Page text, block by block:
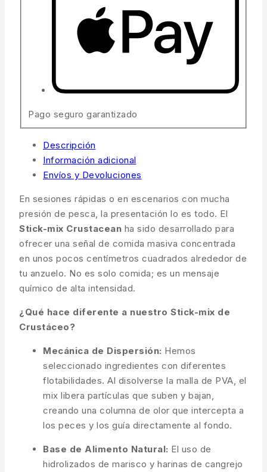
Pago seguro garantizado
Descripción
Información adicional
Envíos y Devoluciones
En sesiones rápidas o en escenarios con mucha
presión de pesca, la presentación lo es todo. El
Stick-mix Crustacean ha sido desarrollado para
ofrecer una señal de comida masiva concentrada
en unos pocos centímetros cuadrados alrededor de
tu anzuelo. No es solo comida; es un mensaje
químico de alta intensidad.
¿Qué hace diferente a nuestro Stick-mix de
Crustáceo?
Mecánica de Dispersión: Hemos
seleccionado ingredientes con diferentes
flotabilidades. Al disolverse la malla de PVA, el
mix libera partículas que suben y bajan,
creando una columna de olor que intercepta a
los peces y los guía directamente al fondo.
Base de Alimento Natural: El uso de
hidrolizados de marisco y harinas de cangrejo